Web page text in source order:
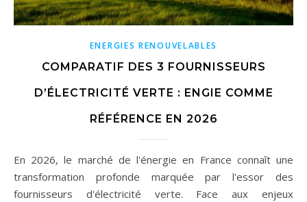
ENERGIES RENOUVELABLES
COMPARATIF DES 3 FOURNISSEURS
D’ÉLECTRICITÉ VERTE : ENGIE COMME
RÉFÉRENCE EN 2026
En 2026, le marché de l'énergie en France connaît une
transformation profonde marquée par l'essor des
fournisseurs d'électricité verte. Face aux enjeux